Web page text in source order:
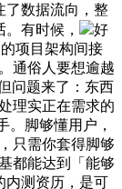
了数据流向，整
有时候，
好
项目架构间接
通俗人要想逾越
问题来了：东西
理实正在需求的
。脚够懂用户，
只需你套得脚够
都能达到「能够
内测资历，是可